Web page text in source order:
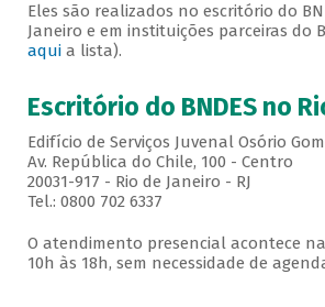
Eles são realizados no escritório do
Janeiro e em instituições parceiras do
aquia lista).
Escritório do BNDES no
Edifício de Serviços Juvenal Osório
Av. República do Chile, 100 - Centro
20031-917 - Rio de Janeiro - RJ
Tel.: 0800 702 6337
O atendimento presencial acontece
10h às 18h, sem necessidade de